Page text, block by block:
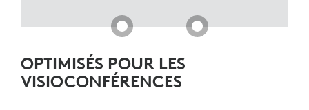
OPTIMISÉS POUR LES
VISIOCONFÉRENCES